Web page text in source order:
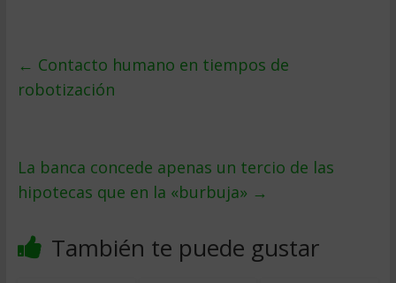
← Contacto humano en tiempos de
robotización
La banca concede apenas un tercio de las
hipotecas que en la «burbuja» →
También te puede gustar